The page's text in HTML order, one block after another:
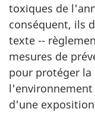
toxiques de
conséquent, ils
texte --
mesures de
pour protéger la
l'environnement
d'une